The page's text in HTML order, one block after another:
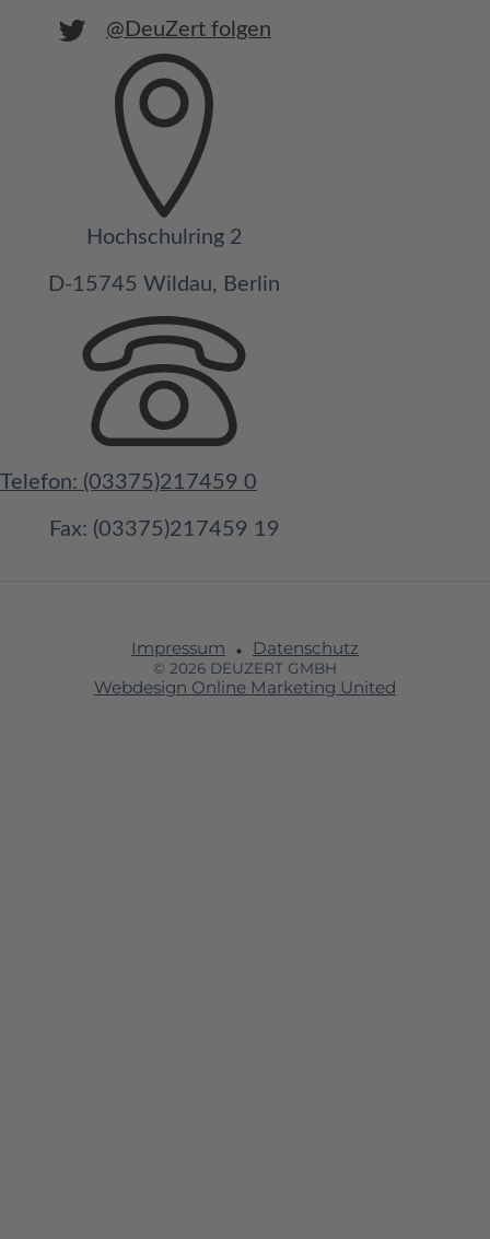
@DeuZert folgen
Hochschulring 2
D-15745 Wildau, Berlin
Telefon: (03375)217459 0
Fax: (03375)217459 19
© 2026 DEUZERT GMBH
Impressum
Datenschutz
Webdesign Online Marketing United